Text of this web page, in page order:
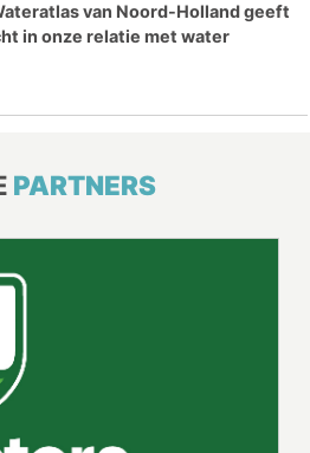
van Noord-Holland geeft
in onze relatie met water
PARTNERS